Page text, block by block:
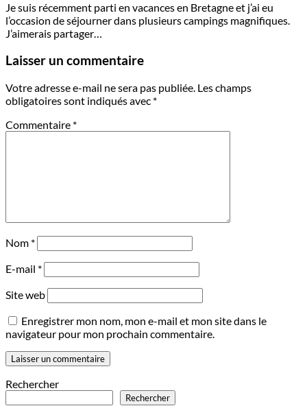
Je suis récemment parti en vacances en Bretagne et j’ai eu
l’occasion de séjourner dans plusieurs campings magnifiques.
J’aimerais partager…
Laisser un commentaire
Votre adresse e-mail ne sera pas publiée. Les champs
obligatoires sont indiqués avec *
Commentaire *
Nom *
E-mail *
Site web
Enregistrer mon nom, mon e-mail et mon site dans le
navigateur pour mon prochain commentaire.
Rechercher
Rechercher